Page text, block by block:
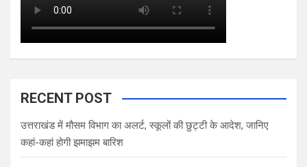
RECENT POST
उत्तराखंड में मौसम विभाग का अलर्ट, स्कूलों की छुट्टी के आदेश, जानिए
कहां-कहां होगी झमाझम बारिश